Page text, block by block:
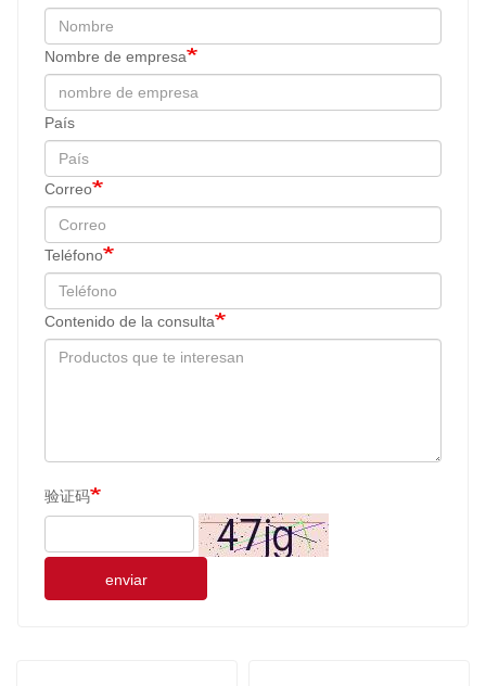
Nombre de empresa
País
Correo
Teléfono
Contenido de la consulta
验证码
enviar